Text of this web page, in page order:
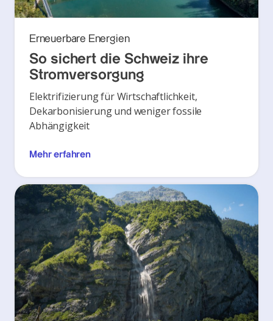
Erneuerbare Energien
So sichert die Schweiz ihre
Stromversorgung
Elektrifizierung für Wirtschaftlichkeit,
Dekarbonisierung und weniger fossile
Abhängigkeit
Mehr erfahren